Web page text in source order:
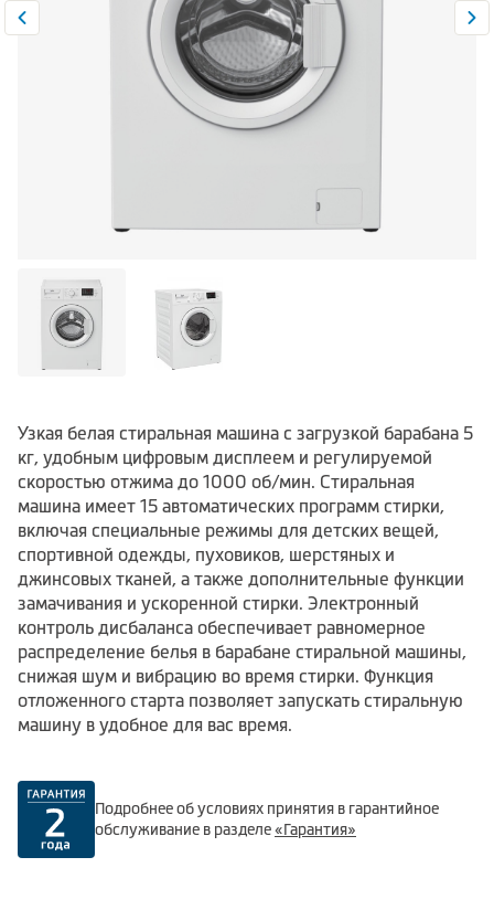
Узкая белая стиральная машина с загрузкой барабана 5
кг, удобным цифровым дисплеем и регулируемой
скоростью отжима до 1000 об/мин. Стиральная
машина имеет 15 автоматических программ стирки,
включая специальные режимы для детских вещей,
спортивной одежды, пуховиков, шерстяных и
джинсовых тканей, а также дополнительные функции
замачивания и ускоренной стирки. Электронный
контроль дисбаланса обеспечивает равномерное
распределение белья в барабане стиральной машины,
снижая шум и вибрацию во время стирки. Функция
отложенного старта позволяет запускать стиральную
машину в удобное для вас время.
Подробнее об условиях принятия в гарантийное
обслуживание в разделе«Гарантия»